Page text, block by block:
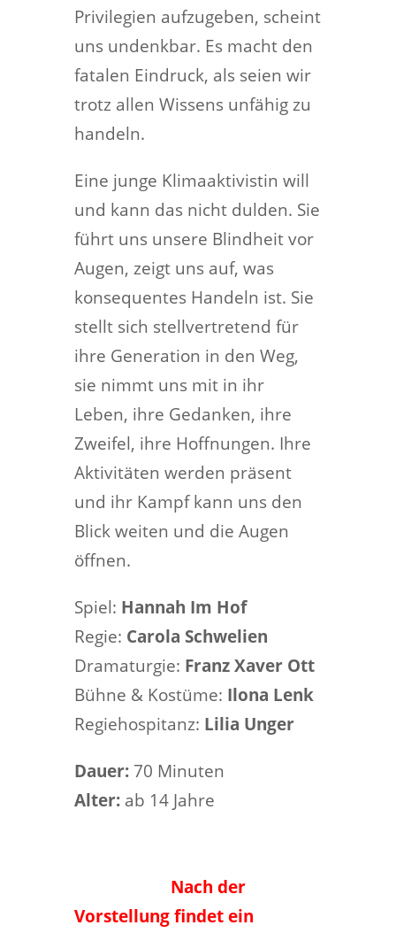
Privilegien aufzugeben, scheint
uns undenkbar. Es macht den
fatalen Eindruck, als seien wir
trotz allen Wissens unfähig zu
handeln.
Eine junge Klimaaktivistin will
und kann das nicht dulden. Sie
führt uns unsere Blindheit vor
Augen, zeigt uns auf, was
konsequentes Handeln ist. Sie
stellt sich stellvertretend für
ihre Generation in den Weg,
sie nimmt uns mit in ihr
Leben, ihre Gedanken, ihre
Zweifel, ihre Hoffnungen. Ihre
Aktivitäten werden präsent
und ihr Kampf kann uns den
Blick weiten und die Augen
öffnen.
Spiel: Hannah Im Hof
Regie: Carola Schwelien
Dramaturgie: Franz Xaver Ott
Bühne & Kostüme: Ilona Lenk
Regiehospitanz: Lilia Unger
Dauer: 70 Minuten
Alter: ab 14 Jahre
Nach der
Vorstellung findet ein